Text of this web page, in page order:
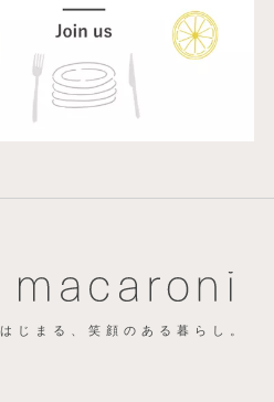
じまる、笑顔のある暮らし。